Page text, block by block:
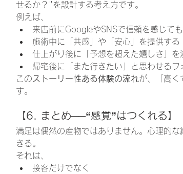
せるか？"を設計する考え方です。
例えば、
来店前にGoogleやSNSで信頼を感じて
施術中に「共感」や「安心」を提供する
仕上がり後に「予想を超えた嬉しさ」を
帰宅後に「また行きたい」と思わせるフ
この ストーリー性ある体験の流れが、「高く
す。
【6. まとめ──“感覚”はつくれる】
満足は偶然の産物ではありません。心理的
きる。
それは、
接客だけでなく